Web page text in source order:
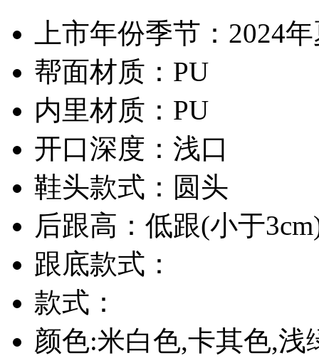
上市年份季节：2024
帮面材质：PU
内里材质：PU
开口深度：浅口
鞋头款式：圆头
后跟高：低跟(小于
跟底款式：
款式：
颜色:米白色,卡其色,浅